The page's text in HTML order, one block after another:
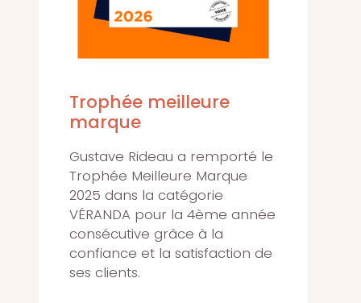
Trophée meilleure
marque
Gustave Rideau a remporté le
Trophée Meilleure Marque
2025 dans la catégorie
VÉRANDA pour la 4ème année
consécutive grâce à la
confiance et la satisfaction de
ses clients.